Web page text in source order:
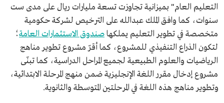
التعليم العام" بميزانية تجاوزت تسعة مليارات ريال على مدى ست
سنوات، كما وافق الملك عبدالله على الترخيص لشركة حكومية
متخصصة في تطوير التعليم يملكهاصندوق الاستثمارات العامة؛
لتكون الذراع التنفيذي للمشروع، كما أقرّ مشروع تطوير مناهج
الرياضيات والعلوم الطبيعية لجميع المراحل الدراسية، كما تبنّى
مشروع إدخال مقرر اللغة الإنجليزية ضمن منهج المرحلة الابتدائية،
وتطوير مناهج هذه اللغة في المرحلتين المتوسطة والثانوية.